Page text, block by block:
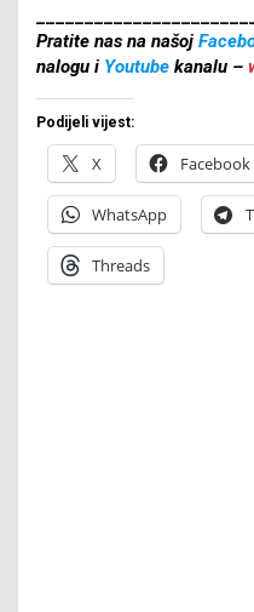
Pratite nas na našoj
nalogu i Youtube kanalu –
Podijeli vijest:
X Facebook
WhatsApp
Threads